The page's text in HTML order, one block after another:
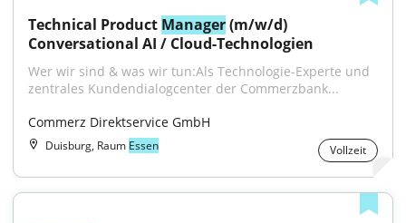
Technical Product Manager (m/w/d)
Conversational AI / Cloud-Technologien
Wer wir sind & was wir tun:Als Technologie-Experte und
zentrales Kundendialogcenter der Commerzbank...
Commerz Direktservice GmbH
Duisburg, Raum Essen Vollzeit